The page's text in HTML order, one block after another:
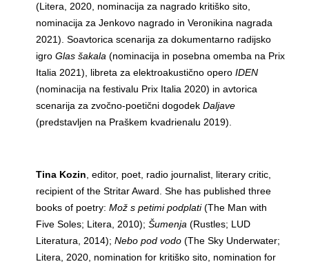
(Litera, 2020, nominacija za nagrado kritiško sito,
nominacija za Jenkovo nagrado in Veronikina nagrada
2021). Soavtorica scenarija za dokumentarno radijsko
igroGlas šakala (nominacija in posebna omemba na Prix
Italia 2021), libreta za elektroakustično operoIDEN
(nominacija na festivalu Prix Italia 2020) in avtorica
scenarija za zvočno-poetični dogodekDaljave
(predstavljen na Praškem kvadrienalu 2019).
Tina Kozin , editor, poet, radio journalist, literary critic,
recipient of the Stritar Award. She has published three
books of poetry:Mož s petimi podplati(The Man with
Five Soles; Litera, 2010);Šumenja (Rustles; LUD
Literatura, 2014);Nebo pod vodo (The Sky Underwater;
Litera, 2020, nomination for kritiško sito, nomination for